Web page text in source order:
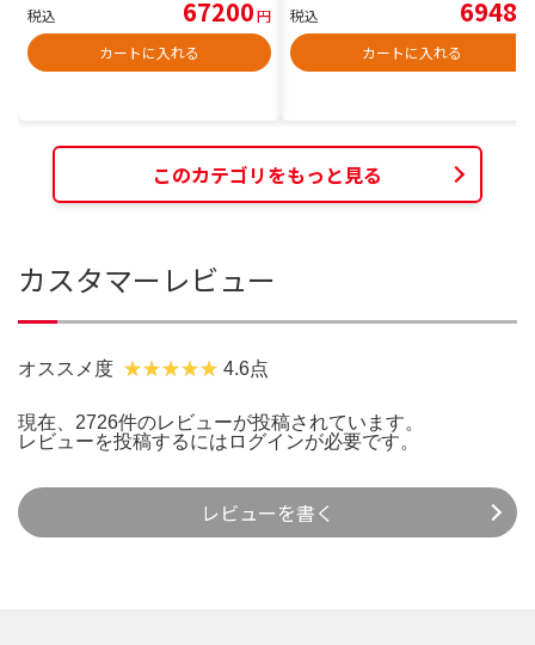
税込 67200円
カートに入れる
税込 6948
カートに入れる
このカテゴリをもっと見る
カスタマーレビュー
オススメ度 4.6点
現在、2726件のレビューが投稿されています。
レビューを投稿するには ログインが必要です。
レビューを書く